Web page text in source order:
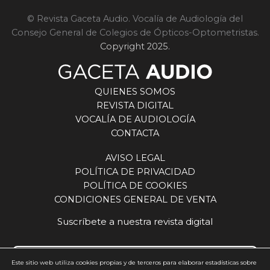
© Revista Gaceta Audio. Vocalía de Audiología del
Consejo General de Colegios de Ópticos-Optometristas.
Copyright 2025.
QUIENES SOMOS
REVISTA DIGITAL
VOCALÍA DE AUDIOLOGÍA
CONTACTA
AVISO LEGAL
POLÍTICA DE PRIVACIDAD
POLÍTICA DE COOKIES
CONDICIONES GENERAL DE VENTA
Suscríbete a nuestra revista digital
Este sitio web utiliza cookies propias y de terceros para elaborar estadísticas sobre